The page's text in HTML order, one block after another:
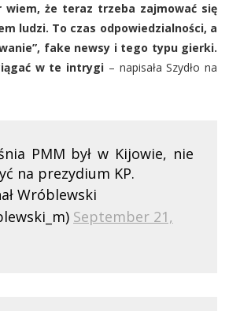
wiem, że teraz trzeba zajmować się
ludzi. To czas odpowiedzialności, a
fake newsy i tego typu gierki.
w te intrygi – napisała Szydło na
PMM był w Kijowie, nie
na prezydium KP.
Wróblewski
September 21,